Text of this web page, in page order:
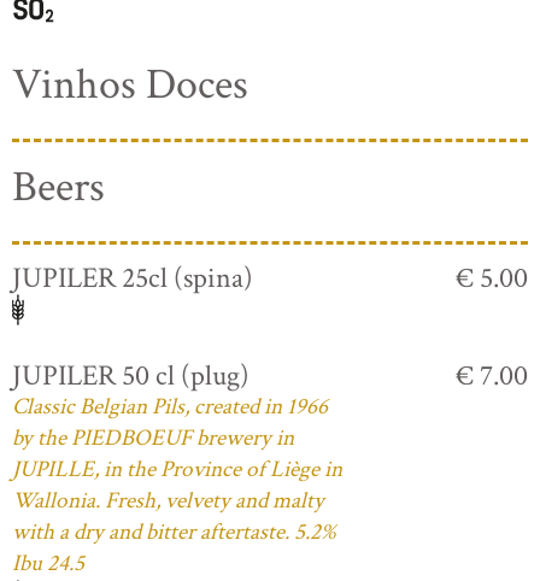
Vinhos Doces
Beers
JUPILER 25cl (spina) € 5.00
JUPILER 50 cl (plug)
Classic Belgian Pils, created in 1966
by the PIEDBOEUF brewery in
JUPILLE, in the Province of Liège in
Wallonia. Fresh, velvety and malty
with a dry and bitter aftertaste. 5.2%
Ibu 24.5
€ 7.00